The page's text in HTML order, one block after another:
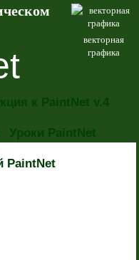
векторная
графика
к PaintNet v.4
Уроки PaintNet
PaintNet